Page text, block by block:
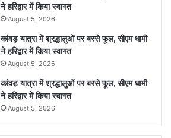
ने हरिद्वार में किया स्वागत
August 5, 2026
कांवड़ यात्रा में श्रद्धालुओं पर बरसे फूल, सीएम धामी
ने हरिद्वार में किया स्वागत
August 5, 2026
कांवड़ यात्रा में श्रद्धालुओं पर बरसे फूल, सीएम धामी
ने हरिद्वार में किया स्वागत
August 5, 2026